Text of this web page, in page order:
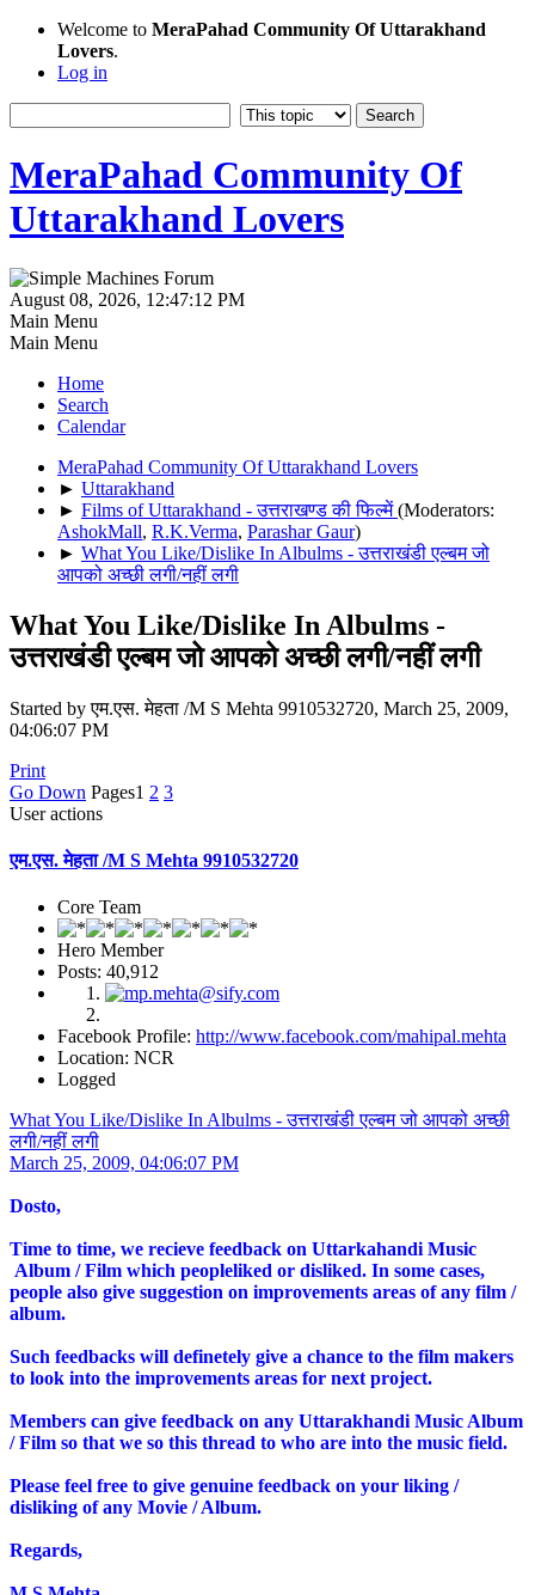
Welcome to MeraPahad Community Of Uttarakhand
Lovers.
Log in
MeraPahad Community Of
Uttarakhand Lovers
August 08, 2026, 12:47:12 PM
Main Menu
Main Menu
Home
Search
Calendar
MeraPahad Community Of Uttarakhand Lovers
► Uttarakhand
► Films of Uttarakhand - उत्तराखण्ड की फिल्में(Moderators:
AshokMall, R.K.Verma, Parashar Gaur)
► What You Like/Dislike In Albulms - उत्तराखंडी एल्बम जो
आपको अच्छी लगी/नहीं लगी
What You Like/Dislike In Albulms -
उत्तराखंडी एल्बम जो आपको अच्छी लगी/नहीं लगी
Started by एम.एस. मेहता /M S Mehta 9910532720, March 25, 2009,
04:06:07 PM
Print
Go Down Pages1 2 3
User actions
एम.एस. मेहता /M S Mehta 9910532720
Core Team
Hero Member
Posts: 40,912
Facebook Profile: http://www.facebook.com/mahipal.mehta
Location: NCR
Logged
What You Like/Dislike In Albulms - उत्तराखंडी एल्बम जो आपको अच्छी
लगी/नहीं लगी
March 25, 2009, 04:06:07 PM
Dosto,
Time to time, we recieve feedback on Uttarkahandi Music
Album / Film which peopleliked or disliked. In some cases,
people also give suggestion on improvements areas of any film /
album.
Such feedbacks will definetely give a chance to the film makers
to look into the improvements areas for next project.
Members can give feedback on any Uttarakhandi Music Album
/ Film so that we so this thread to who are into the music field.
Please feel free to give genuine feedback on your liking /
disliking of any Movie / Album.
Regards,